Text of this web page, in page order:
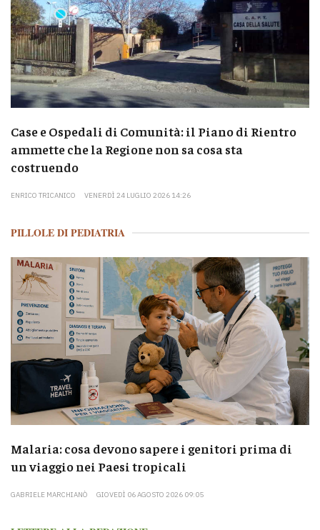
Case e Ospedali di Comunità: il Piano di Rientro
ammette che la Regione non sa cosa sta
costruendo
ENRICO TRICANICO VENERDÌ 24 LUGLIO 2026 14:26
PILLOLE DI PEDIATRIA
Malaria: cosa devono sapere i genitori prima di
un viaggio nei Paesi tropicali
GABRIELE MARCHIANÒ GIOVEDÌ 06 AGOSTO 2026 09:05